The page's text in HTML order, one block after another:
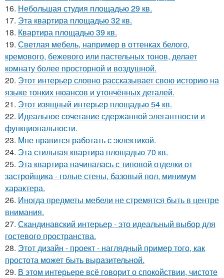
16. Небольшая студия площадью 29 кв.
17. Эта квартира площадью 32 кв.
18. Квартира площадью 39 кв.
19. Светлая мебель, например в оттенках белого,
кремового, бежевого или пастельных тонов, делает
комнату более просторной и воздушной.
20. Этот интерьер словно рассказывает свою историю на
языке тонких нюансов и утончённых деталей.
21. Этот изящный интерьер площадью 54 кв.
22. Идеальное сочетание сдержанной элегантности и
функциональности.
23. Мне нравится работать с эклектикой.
24. Эта стильная квартира площадью 70 кв.
25. Эта квартира начиналась с типовой отделки от
застройщика - голые стены, базовый пол, минимум
характера.
26. Иногда предметы мебели не стремятся быть в центре
внимания.
27. Скандинавский интерьер - это идеальный выбор для
гостевого пространства.
28. Этот дизайн - проект - наглядный пример того, как
простота может быть выразительной.
29. В этом интерьере всё говорит о спокойствии, чистоте